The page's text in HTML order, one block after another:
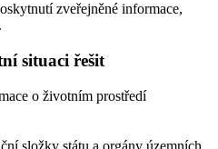
zveřejněné informace,
situaci řešit
o životním prostředí
složky státu a orgány územních